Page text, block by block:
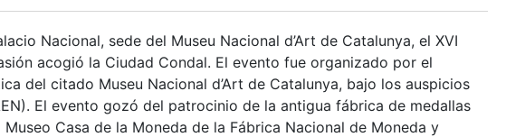
Nacional, sede del Museu Nacional d’Art de Catalunya, el XVI
acogió la Ciudad Condal. El evento fue organizado por el
del citado Museu Nacional d’Art de Catalunya, bajo los auspicios
El evento gozó del patrocinio de la antigua fábrica de medallas
Casa de la Moneda de la Fábrica Nacional de Moneda y